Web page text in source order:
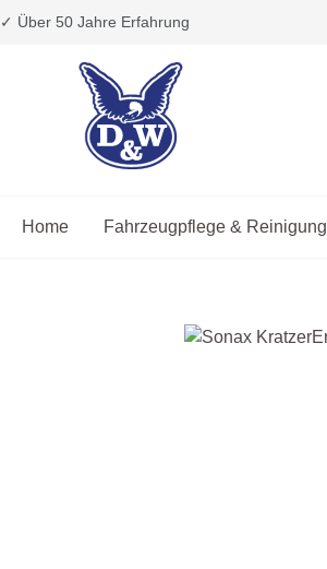
Hauptinhalt springen
Zur Suche springen
Zur Hauptnavigation springen
✓ Über 50 Jahre Erfahrung
Home Fahrzeugpflege & Reinigung
Bildergalerie überspringen